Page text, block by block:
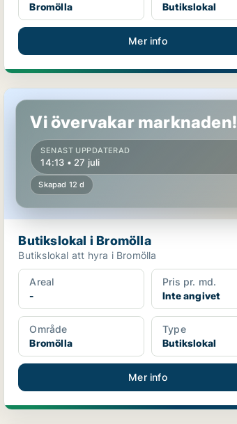
Bromölla
Butikslokal
Mer info
Butikslokal i Bromölla
Vi övervakar marknaden!
SENAST UPPDATERAD
14:13 • 27 juli
Skapad 12 d
Butikslokal i Bromölla
Butikslokal att hyra i Bromölla
Areal
-
Pris pr. md.
Inte angivet
Område
Bromölla
Type
Butikslokal
Mer info